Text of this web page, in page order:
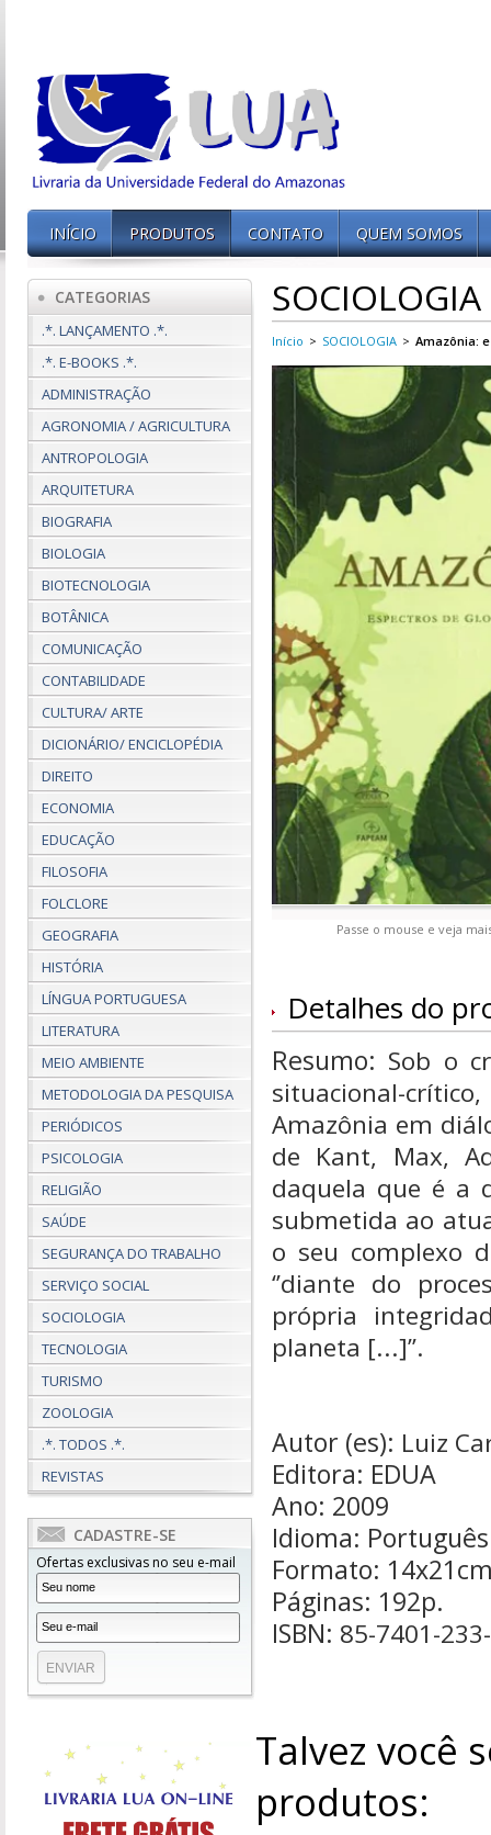
INÍCIO PRODUTOS CONTATO QUEM SOMOS
CATEGORIAS
.*. LANÇAMENTO .*.
.*. E-BOOKS .*.
ADMINISTRAÇÃO
AGRONOMIA / AGRICULTURA
ANTROPOLOGIA
ARQUITETURA
BIOGRAFIA
BIOLOGIA
BIOTECNOLOGIA
BOTÂNICA
COMUNICAÇÃO
CONTABILIDADE
CULTURA/ ARTE
DICIONÁRIO/ ENCICLOPÉDIA
DIREITO
ECONOMIA
EDUCAÇÃO
FILOSOFIA
FOLCLORE
GEOGRAFIA
HISTÓRIA
LÍNGUA PORTUGUESA
LITERATURA
MEIO AMBIENTE
METODOLOGIA DA PESQUISA
PERIÓDICOS
PSICOLOGIA
RELIGIÃO
SAÚDE
SEGURANÇA DO TRABALHO
SERVIÇO SOCIAL
SOCIOLOGIA
TECNOLOGIA
TURISMO
ZOOLOGIA
.*. TODOS .*.
REVISTAS
CADASTRE-SE
Ofertas exclusivas no seu e-mail
SOCIOLOGIA
Início > SOCIOLOGIA > Amazônia:
Passe o mouse e veja
Detalhes do
Resumo: Sob o
situacional-
Amazônia em
de Kant, Max,
daquela que é a
submetida ao
o seu complexo
‘’diante do
própria
planeta [...]’’.
Autor (es): Luiz
Editora: EDUA
Ano: 2009
Idioma: Português
Formato:
Páginas: 192p.
ISBN: 85-7401-
Talvez você
produtos: